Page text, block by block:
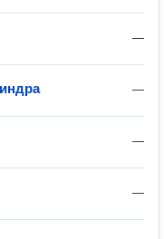
—
—
—
—